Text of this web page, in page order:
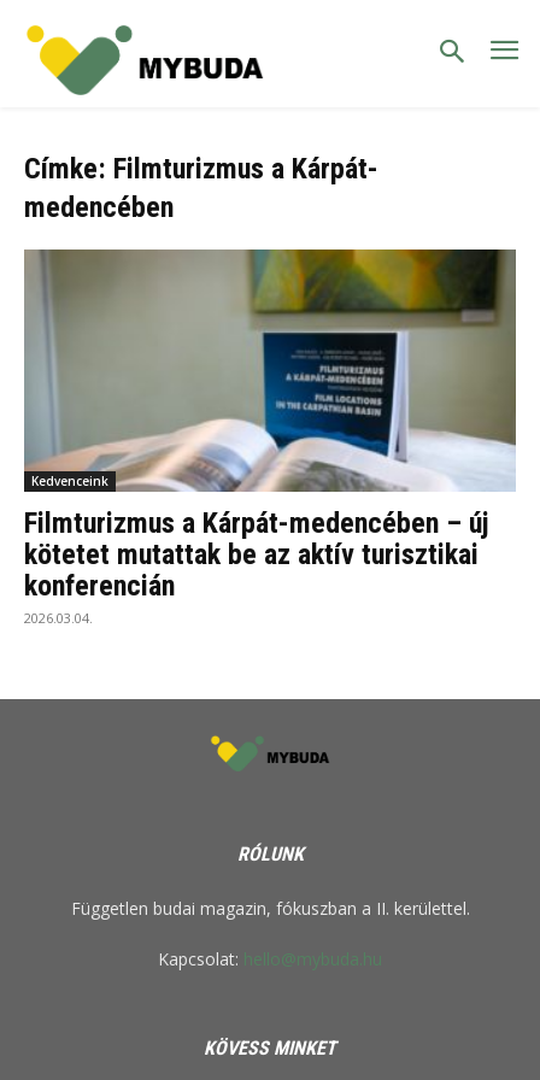
Címke: Filmturizmus a Kárpát-
medencében
Kedvenceink
Filmturizmus a Kárpát-medencében – új
kötetet mutattak be az aktív turisztikai
konferencián
2026.03.04.
RÓLUNK
Független budai magazin, fókuszban a II. kerülettel.
Kapcsolat: hello@mybuda.hu
KÖVESS MINKET